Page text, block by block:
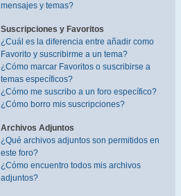
mensajes y temas?
Suscripciones y Favoritos
¿Cuál es la diferencia entre añadir como
Favorito y suscribirme a un tema?
¿Cómo marcar Favoritos o suscribirse a
temas específicos?
¿Cómo me suscribo a un foro específico?
¿Cómo borro mis suscripciones?
Archivos Adjuntos
¿Qué archivos adjuntos son permitidos en
este foro?
¿Cómo encuentro todos mis archivos
adjuntos?